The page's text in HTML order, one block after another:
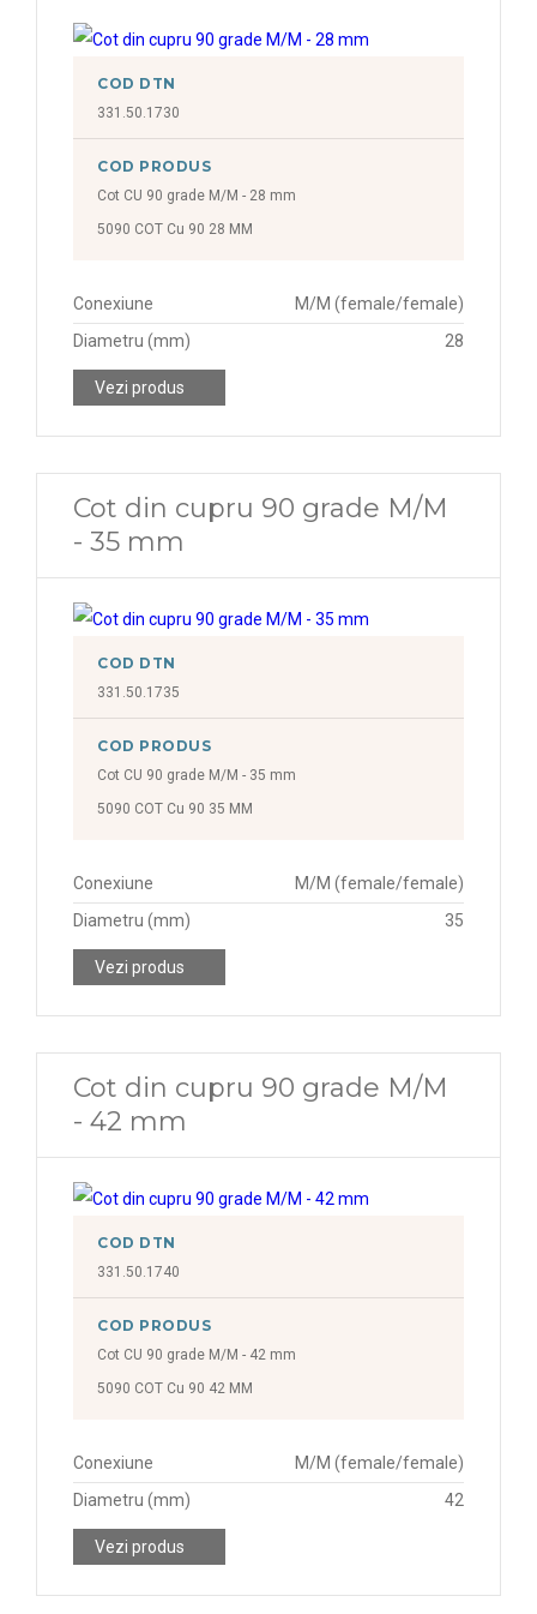
COD DTN
331.50.1730
COD PRODUS
Cot CU 90 grade M/M - 28 mm
5090 COT Cu 90 28 MM
Conexiune
M/M (female/female)
Diametru (mm)
28
Vezi produs
Cot din cupru 90 grade M/M
- 35 mm
COD DTN
331.50.1735
COD PRODUS
Cot CU 90 grade M/M - 35 mm
5090 COT Cu 90 35 MM
Conexiune
M/M (female/female)
Diametru (mm)
35
Vezi produs
Cot din cupru 90 grade M/M
- 42 mm
COD DTN
331.50.1740
COD PRODUS
Cot CU 90 grade M/M - 42 mm
5090 COT Cu 90 42 MM
Conexiune
M/M (female/female)
Diametru (mm)
42
Vezi produs